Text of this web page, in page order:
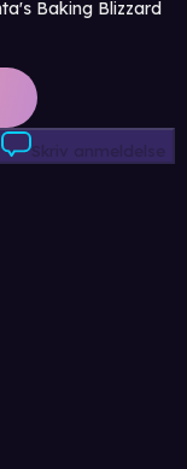
Baking Blizzard
Skriv anmeldelse